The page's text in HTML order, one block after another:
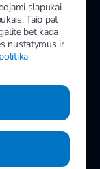
slapukai.
Taip pat
bet kada
nustatymus ir